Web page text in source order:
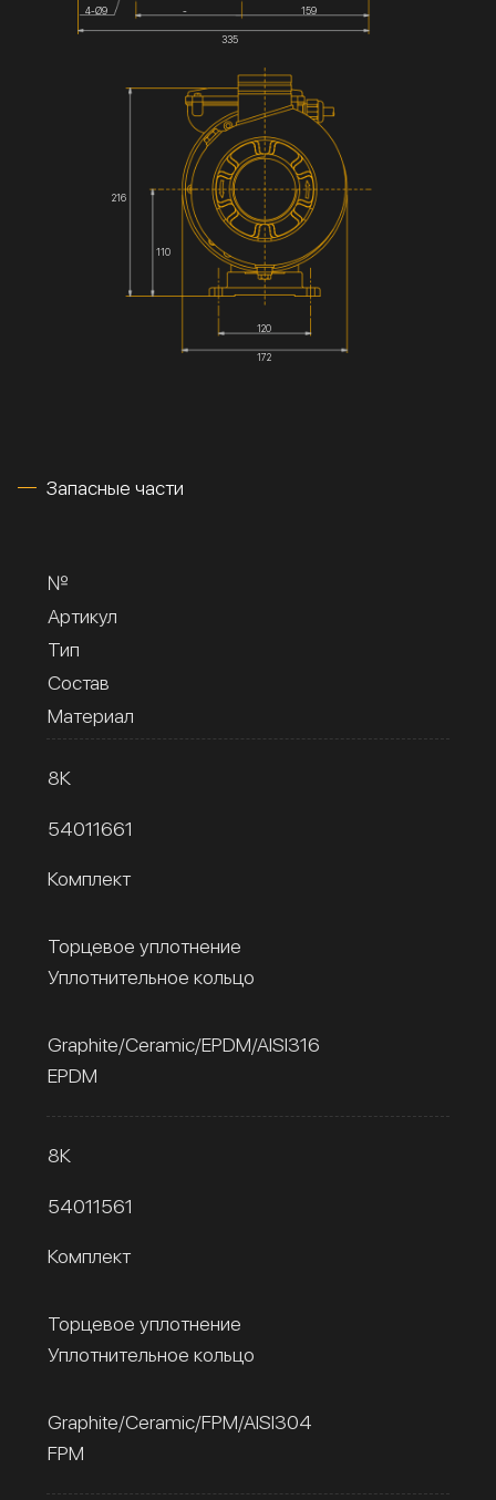
4-Ø9 - 159
335
216
110
120
172
Запасные части
№
Артикул
Тип
Состав
Материал
8К
54011661
Комплект
Торцевое уплотнение
Уплотнительное кольцо
Graphite/Ceramic/EPDM/AISI316
EPDM
8К
54011561
Комплект
Торцевое уплотнение
Уплотнительное кольцо
Graphite/Ceramic/FPM/AISI304
FPM